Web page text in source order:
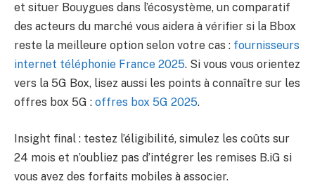
et situer Bouygues dans l’écosystème, un comparatif
des acteurs du marché vous aidera à vérifier si la Bbox
reste la meilleure option selon votre cas : fournisseurs
internet téléphonie France 2025. Si vous vous orientez
vers la 5G Box, lisez aussi les points à connaître sur les
offres box 5G : offres box 5G 2025.
Insight final : testez l’éligibilité, simulez les coûts sur
24 mois et n’oubliez pas d’intégrer les remises B.iG si
vous avez des forfaits mobiles à associer.